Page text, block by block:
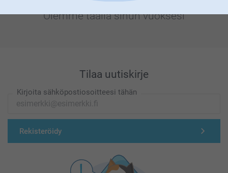
Olemme täällä sinun vuoksesi
Tilaa uutiskirje
Kirjoita sähköpostiosoitteesi tähän
Rekisteröidy